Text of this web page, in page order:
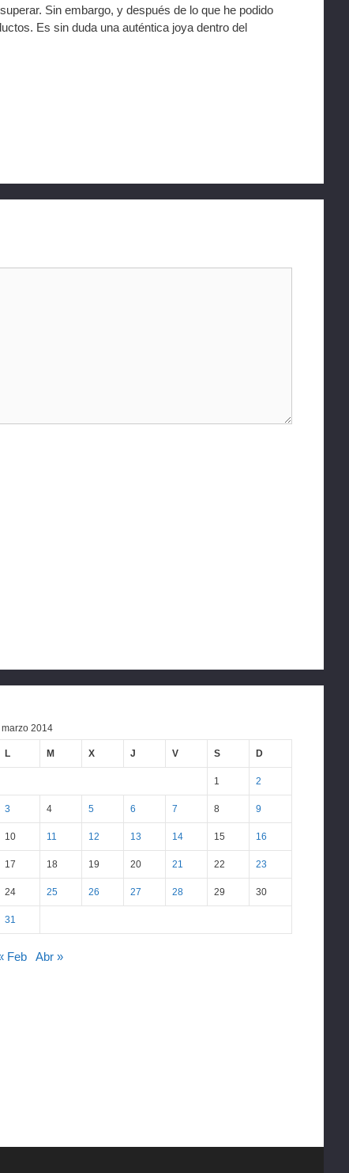
Sin embargo, y después de lo que he podido
Es sin duda una auténtica joya dentro del
marzo 2014
L M X J V S D
1 2
3 4 5 6 7 8 9
10 11 12 13 14 15 16
17 18 19 20 21 22 23
24 25 26 27 28 29 30
31
Feb Abr »